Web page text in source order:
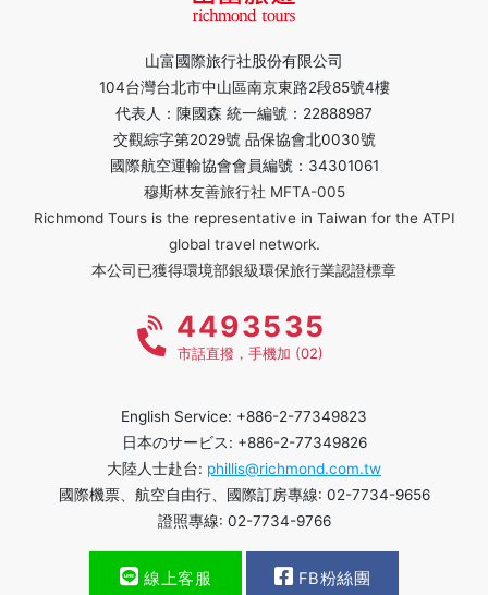
山富國際旅行社股份有限公司
104台灣台北市中山區南京東路2段85號4樓
代表人：陳國森 統一編號：22888987
交觀綜字第2029號 品保協會北0030號
國際航空運輸協會會員編號：34301061
穆斯林友善旅行社 MFTA-005
Richmond Tours is the representative in Taiwan for the ATPI
global travel network.
本公司已獲得環境部銀級環保旅行業認證標章
4493535
市話直撥，手機加 (02)
English Service: +886-2-77349823
日本のサービス: +886-2-77349826
大陸人士赴台: phillis@richmond.com.tw
國際機票、航空自由行、國際訂房專線: 02-7734-9656
證照專線: 02-7734-9766
線上客服 FB粉絲團